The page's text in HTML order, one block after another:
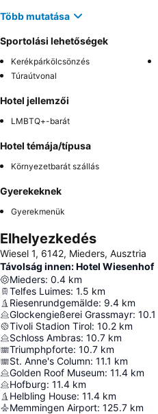
Több mutatása
Sportolási lehetőségek
Kerékpárkölcsönzés
Túraútvonal
Hotel jellemzői
LMBTQ+-barát
Hotel témája/típusa
Környezetbarát szállás
Gyerekeknek
Gyerekmenük
Elhelyezkedés
Wiesel 1, 6142, Mieders, Ausztria
Távolság innen: Hotel Wiesenhof
Mieders: 0.4 km
Telfes Luimes: 1.5 km
Riesenrundgemälde: 9.4 km
Glockengießerei Grassmayr: 10.1
Tivoli Stadion Tirol: 10.2 km
Schloss Ambras: 10.7 km
Triumphpforte: 10.7 km
St. Anne's Column: 11.1 km
Golden Roof Museum: 11.4 km
Hofburg: 11.4 km
Helbling House: 11.4 km
Memmingen Airport: 125.7 km